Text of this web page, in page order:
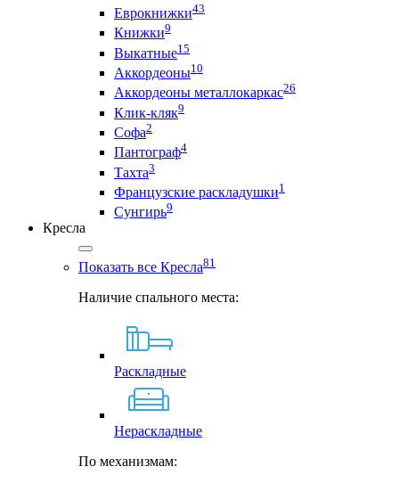
Еврокнижки43
Книжки9
Выкатные15
Аккордеоны10
Аккордеоны металлокаркас26
Клик-кляк9
Софа2
Пантограф4
Тахта3
Французские раскладушки1
Сунгирь9
Кресла
Показать все Кресла81
Наличие спального места:
Раскладные
Нераскладные
По механизмам: